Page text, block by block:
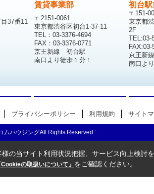
37番11
賃貸事業部
〒2151-0061
東京都渋谷区初台1-37-11
TEL：03-3376-4694
FAX：03-3376-0771
京王新線 初台駅
南口より徒歩１分！
初台
〒151-
東京都
2F
TEL:03-
FAX:03-
京王新
南口よ
プライバシーポリシー 利用規約 サイト
ムハウジングAll Rights Reserved.
の当サイト利用状況把握、サービス向上検討
Cookieの取扱いについて」 をご確認ください。